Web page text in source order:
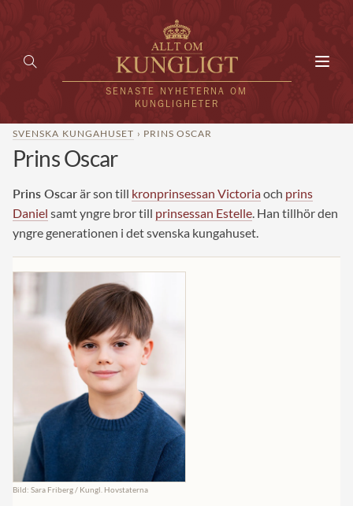
SENASTE NYHETERNA OM
KUNGLIGHETER
KUNGAFAMILJEN
UTLÄNDSKT
VÄRLDENS KUNGAHUS
Svenska kungahuset
Brittiska kungahuset
Norska kungahuset
Danska kungahuset
Spanska kungahuset
Nederländska kungahuset
Belgiska kungahuset
REDAKTION
SVENSKA KUNGAHUSET › PRINS OSCAR
Prins Oscar
Prins Oscarär son till kronprinsessan Victoriaoch prins
Daniel samt yngre bror till prinsessan Estelle . Han tillhör den
yngre generationen i det svenska kungahuset.
Bild: Sara Friberg / Kungl. Hovstaterna